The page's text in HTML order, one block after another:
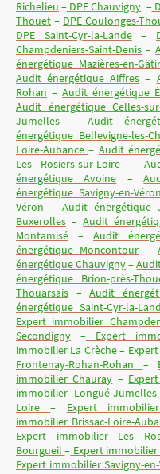
Richelieu – DPE Chauvigny –
Thouet – DPE Coulonges-
DPE Saint-Cyr-la-Lande–
Champdeniers-Saint-Denis –
énergétique Mazières-en-
Audit énergétique Aiffres –
Rohan – Audit énergétique
Audit énergétique Celles-
Jumelles – Audit
énergétique Bellevigne-les-
Loire-Aubance– Audit
Les Rosiers-sur-Loire –
énergétique Avoine –
énergétique Savigny-en-Véron
Véron – Audit énergétique
Buxerolles –Audit
Montamisé – Audit
énergétique Moncontour –
énergétique Chauvigny–
énergétique Brion-près-
Thouarsais –Audit
énergétique Saint-Cyr-la-
Expert immobilier
Secondigny –Expert
immobilier La Crèche–
Frontenay-Rohan-Rohan –
immobilier Chauray –
immobilier Longué-Jumelles
Loire– Expert
immobilier Brissac-Loire-
Expert immobilier Les
Bourgueil– Expert
Expert immobilier Savigny-